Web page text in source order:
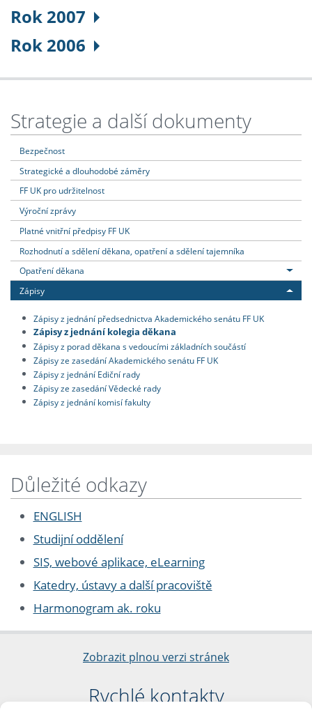
Rok 2007
Rok 2006
Strategie a další dokumenty
Bezpečnost
Strategické a dlouhodobé záměry
FF UK pro udržitelnost
Výroční zprávy
Platné vnitřní předpisy FF UK
Rozhodnutí a sdělení děkana, opatření a sdělení tajemníka
Opatření děkana
Zápisy
Zápisy z jednání předsednictva Akademického senátu FF UK
Zápisy z jednání kolegia děkana
Zápisy z porad děkana s vedoucími základních součástí
Zápisy ze zasedání Akademického senátu FF UK
Zápisy z jednání Ediční rady
Zápisy ze zasedání Vědecké rady
Zápisy z jednání komisí fakulty
Důležité odkazy
ENGLISH
Studijní oddělení
SIS, webové aplikace, eLearning
Katedry, ústavy a další pracoviště
Harmonogram ak. roku
Zobrazit plnou verzi stránek
Rychlé kontakty